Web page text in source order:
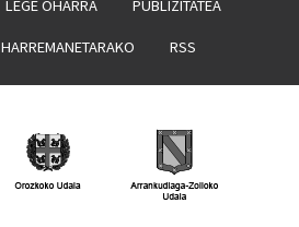
LEGE OHARRA PUBLIZITATEA
HARREMANETARAKO RSS